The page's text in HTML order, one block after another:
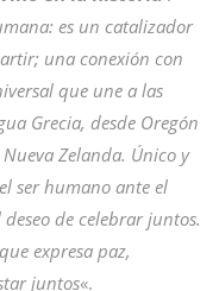
es un catalizador
una conexión con
que une a las
Grecia, desde Oregón
Zelanda. Único y
ser humano ante el
de celebrar juntos.
expresa paz,
juntos«.